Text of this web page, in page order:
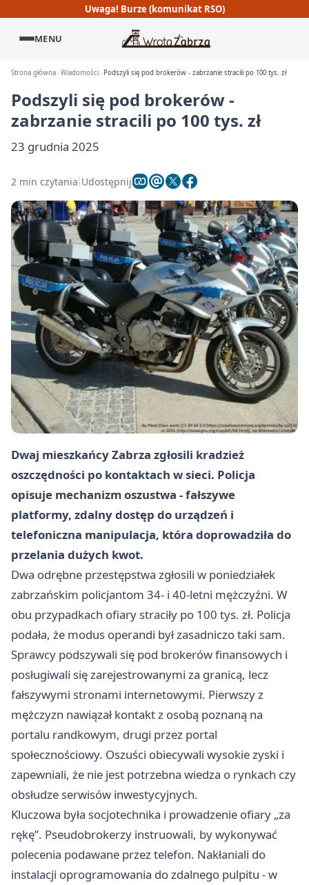
Uwaga! Burze (komunikat RSO)
MENU
Strona główna Wiadomości Podszyli się pod brokerów - zabrzanie stracili po 100 tys. zł
Podszyli się pod brokerów -
zabrzanie stracili po 100 tys. zł
23 grudnia 2025
2 min czytania Udostępnij
Dwaj mieszkańcy Zabrza zgłosili kradzież
oszczędności po kontaktach w sieci. Policja
opisuje mechanizm oszustwa - fałszywe
platformy, zdalny dostęp do urządzeń i
telefoniczna manipulacja, która doprowadziła do
przelania dużych kwot.
Dwa odrębne przestępstwa zgłosili w poniedziałek
zabrzańskim policjantom 34- i 40-letni mężczyźni. W
obu przypadkach ofiary straciły po 100 tys. zł. Policja
podała, że modus operandi był zasadniczo taki sam.
Sprawcy podszywali się pod brokerów finansowych i
posługiwali się zarejestrowanymi za granicą, lecz
fałszywymi stronami internetowymi. Pierwszy z
mężczyzn nawiązał kontakt z osobą poznaną na
portalu randkowym, drugi przez portal
społecznościowy. Oszuści obiecywali wysokie zyski i
zapewniali, że nie jest potrzebna wiedza o rynkach czy
obsłudze serwisów inwestycyjnych.
Kluczowa była socjotechnika i prowadzenie ofiary „za
rękę”. Pseudobrokerzy instruowali, by wykonywać
polecenia podawane przez telefon. Nakłaniali do
instalacji oprogramowania do zdalnego pulpitu - w